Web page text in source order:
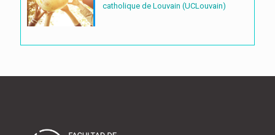
catholique de Louvain (UCLouvain)